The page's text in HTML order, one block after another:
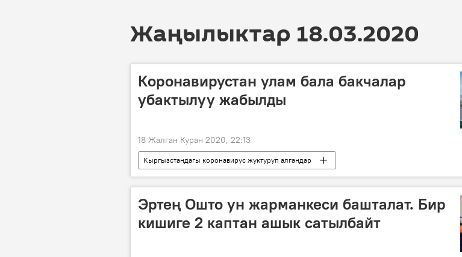
Жаңылыктар 18.03.2020
Коронавирустан улам бала бакчалар
убактылуу жабылды
18 Жалган Куран 2020, 22:13
Кыргызстандагы коронавирус жуктуруп алгандар
Коронавируска байланыштуу Кыргызстандагы кырдаал
Жаңылыктар
Коом
Эртең Ошто ун жарманкеси башталат. Бир
кишиге 2 каптан ашык сатылбайт